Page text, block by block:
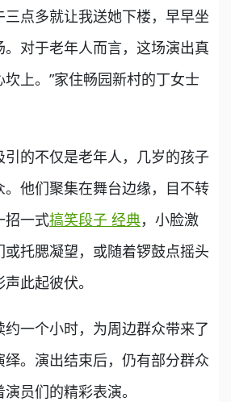
点多就让我送她下楼，早早坐
对于老年人而言，这场演出真
上。”家住畅园新村的丁女士
的不仅是老年人，几岁的孩子
他们聚集在舞台边缘，目不转
招一式搞笑段子 经典，小脸激
托腮凝望，或随着锣鼓点摇头
此起彼伏。
一个小时，为周边群众带来了
。演出结束后，仍有部分群众
员们的精彩表演。